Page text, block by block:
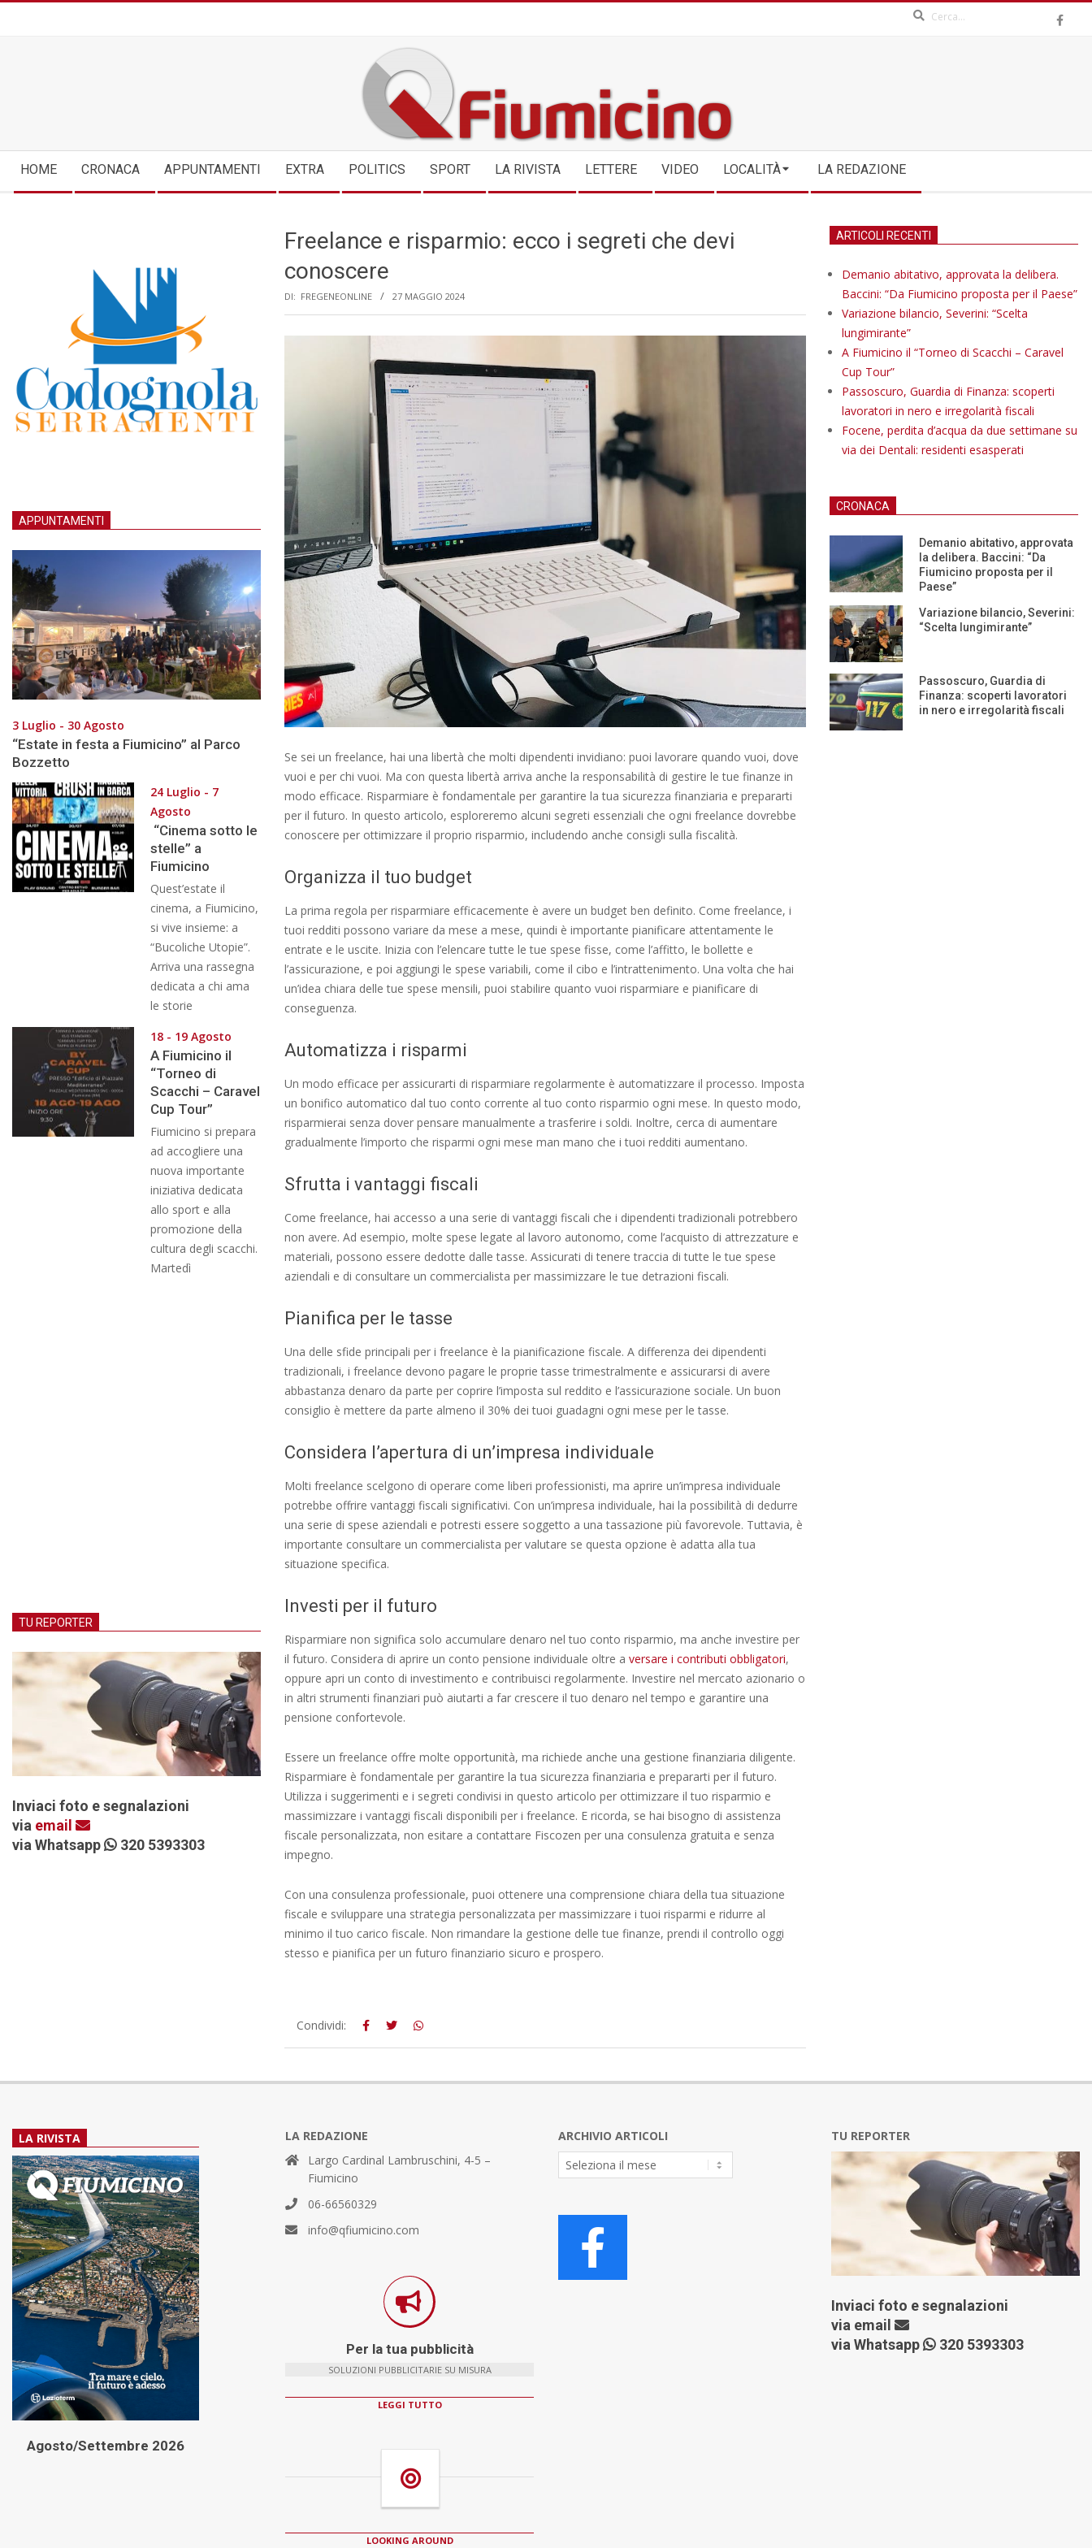
QFIUMICINO.COM
Navigation
Menu
HOME CRONACA APPUNTAMENTI EXTRA POLITICS SPORT LA RIVISTA LETTERE VIDEO LOCALITÀ LA REDAZIONE
Freelance e risparmio: ecco i segreti che devi
conoscere
DI: FREGENEONLINE 27 MAGGIO 2024
Se sei un freelance, hai una libertà che molti dipendenti invidiano: puoi lavorare quando vuoi, dove
vuoi e per chi vuoi. Ma con questa libertà arriva anche la responsabilità di gestire le tue finanze in
modo efficace. Risparmiare è fondamentale per garantire la tua sicurezza finanziaria e prepararti
per il futuro. In questo articolo, esploreremo alcuni segreti essenziali che ogni freelance dovrebbe
conoscere per ottimizzare il proprio risparmio, includendo anche consigli sulla fiscalità.
Organizza il tuo budget
La prima regola per risparmiare efficacemente è avere un budget ben definito. Come freelance, i
tuoi redditi possono variare da mese a mese, quindi è importante pianificare attentamente le
entrate e le uscite. Inizia con l’elencare tutte le tue spese fisse, come l’affitto, le bollette e
l’assicurazione, e poi aggiungi le spese variabili, come il cibo e l’intrattenimento. Una volta che hai
un’idea chiara delle tue spese mensili, puoi stabilire quanto vuoi risparmiare e pianificare di
conseguenza.
Automatizza i risparmi
Un modo efficace per assicurarti di risparmiare regolarmente è automatizzare il processo. Imposta
un bonifico automatico dal tuo conto corrente al tuo conto risparmio ogni mese. In questo modo,
risparmierai senza dover pensare manualmente a trasferire i soldi. Inoltre, cerca di aumentare
gradualmente l’importo che risparmi ogni mese man mano che i tuoi redditi aumentano.
Sfrutta i vantaggi fiscali
Come freelance, hai accesso a una serie di vantaggi fiscali che i dipendenti tradizionali potrebbero
non avere. Ad esempio, molte spese legate al lavoro autonomo, come l’acquisto di attrezzature e
materiali, possono essere dedotte dalle tasse. Assicurati di tenere traccia di tutte le tue spese
aziendali e di consultare un commercialista per massimizzare le tue detrazioni fiscali.
Pianifica per le tasse
Una delle sfide principali per i freelance è la pianificazione fiscale. A differenza dei dipendenti
tradizionali, i freelance devono pagare le proprie tasse trimestralmente e assicurarsi di avere
abbastanza denaro da parte per coprire l’imposta sul reddito e l’assicurazione sociale. Un buon
consiglio è mettere da parte almeno il 30% dei tuoi guadagni ogni mese per le tasse.
Considera l’apertura di un’impresa individuale
Molti freelance scelgono di operare come liberi professionisti, ma aprire un’impresa individuale
potrebbe offrire vantaggi fiscali significativi. Con un’impresa individuale, hai la possibilità di dedurre
una serie di spese aziendali e potresti essere soggetto a una tassazione più favorevole. Tuttavia, è
importante consultare un commercialista per valutare se questa opzione è adatta alla tua
situazione specifica.
Investi per il futuro
Risparmiare non significa solo accumulare denaro nel tuo conto risparmio, ma anche investire per
il futuro. Considera di aprire un conto pensione individuale oltre a versare i contributi obbligatori,
oppure apri un conto di investimento e contribuisci regolarmente. Investire nel mercato azionario o
in altri strumenti finanziari può aiutarti a far crescere il tuo denaro nel tempo e garantire una
pensione confortevole.
Essere un freelance offre molte opportunità, ma richiede anche una gestione finanziaria diligente.
Risparmiare è fondamentale per garantire la tua sicurezza finanziaria e prepararti per il futuro.
Utilizza i suggerimenti e i segreti condivisi in questo articolo per ottimizzare il tuo risparmio e
massimizzare i vantaggi fiscali disponibili per i freelance. E ricorda, se hai bisogno di assistenza
fiscale personalizzata, non esitare a contattare Fiscozen per una consulenza gratuita e senza
impegno.
Con una consulenza professionale, puoi ottenere una comprensione chiara della tua situazione
fiscale e sviluppare una strategia personalizzata per massimizzare i tuoi risparmi e ridurre al
minimo il tuo carico fiscale. Non rimandare la gestione delle tue finanze, prendi il controllo oggi
stesso e pianifica per un futuro finanziario sicuro e prospero.
2024-
05-
Condividi:
APPUNTAMENTI
3 Luglio - 30 Agosto
“Estate in festa a Fiumicino” al Parco
Bozzetto
24 Luglio - 7
Agosto
“Cinema sotto le
stelle” a
Fiumicino
Quest’estate il
cinema, a Fiumicino,
si vive insieme: a
“Bucoliche Utopie”.
Arriva una rassegna
dedicata a chi ama
le storie
18 - 19 Agosto
A Fiumicino il
“Torneo di
Scacchi – Caravel
Cup Tour”
Fiumicino si prepara
ad accogliere una
nuova importante
iniziativa dedicata
allo sport e alla
promozione della
cultura degli scacchi.
Martedì
TU REPORTER
Inviaci foto e segnalazioni
via email
via Whatsapp
320 5393303
ARTICOLI RECENTI
Demanio abitativo, approvata la delibera.
Baccini: “Da Fiumicino proposta per il Paese”
Variazione bilancio, Severini: “Scelta
lungimirante”
A Fiumicino il “Torneo di Scacchi – Caravel
Cup Tour”
Passoscuro, Guardia di Finanza: scoperti
lavoratori in nero e irregolarità fiscali
Focene, perdita d’acqua da due settimane su
via dei Dentali: residenti esasperati
CRONACA
Demanio abitativo, approvata
la delibera. Baccini: “Da
Fiumicino proposta per il
Paese”
Variazione bilancio, Severini:
“Scelta lungimirante”
Passoscuro, Guardia di
Finanza: scoperti lavoratori
in nero e irregolarità fiscali
LA RIVISTA
Agosto/Settembre 2026
LA REDAZIONE
Largo Cardinal Lambruschini, 4-5 –
Fiumicino
06-66560329
info@qfiumicino.com
Per la tua pubblicità
SOLUZIONI PUBBLICITARIE SU MISURA
LEGGI TUTTO
LOOKING AROUND
ARCHIVIO ARTICOLI
Archivio
Articoli
TU REPORTER
Inviaci foto e segnalazioni
via email
via Whatsapp
320 5393303